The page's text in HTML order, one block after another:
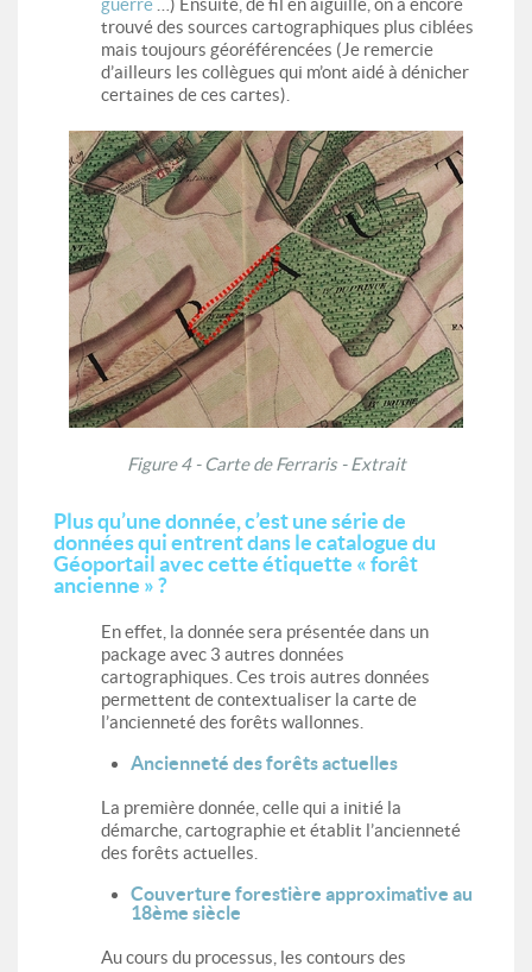
guerre …) Ensuite, de fil en aiguille, on a encore
trouvé des sources cartographiques plus ciblées
mais toujours géoréférencées (Je remercie
d’ailleurs les collègues qui m’ont aidé à dénicher
certaines de ces cartes).
Figure 4 - Carte de Ferraris - Extrait
Plus qu’une donnée, c’est une série de
données qui entrent dans le catalogue du
Géoportail avec cette étiquette « forêt
ancienne » ?
En effet, la donnée sera présentée dans un
package avec 3 autres données
cartographiques. Ces trois autres données
permettent de contextualiser la carte de
l’ancienneté des forêts wallonnes.
Ancienneté des forêts actuelles
La première donnée, celle qui a initié la
démarche, cartographie et établit l’ancienneté
des forêts actuelles.
Couverture forestière approximative au
18ème siècle
Au cours du processus, les contours des